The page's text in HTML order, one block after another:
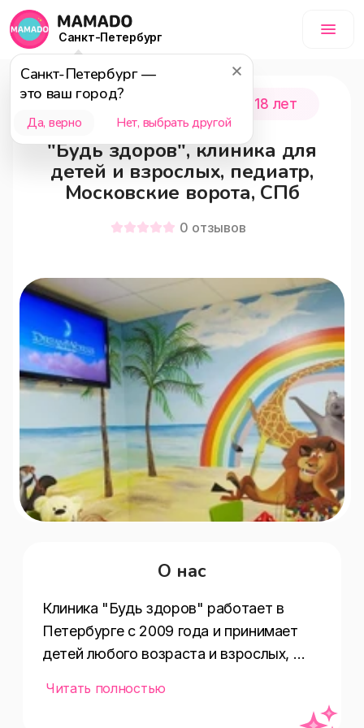
Санкт-Петербург
Санкт-Петербург—
это ваш город?
Да, верно Нет, выбрать другой
Санкт-Петербург 0 - 18 лет
"Будь здоров", клиника для
детей и взрослых, педиатр,
Московские ворота, СПб
0 отзывов
О нас
Клиника "Будь здоров" работает в
Петербурге с 2009 года и принимает
детей любого возраста и взрослых,
Читать полностью